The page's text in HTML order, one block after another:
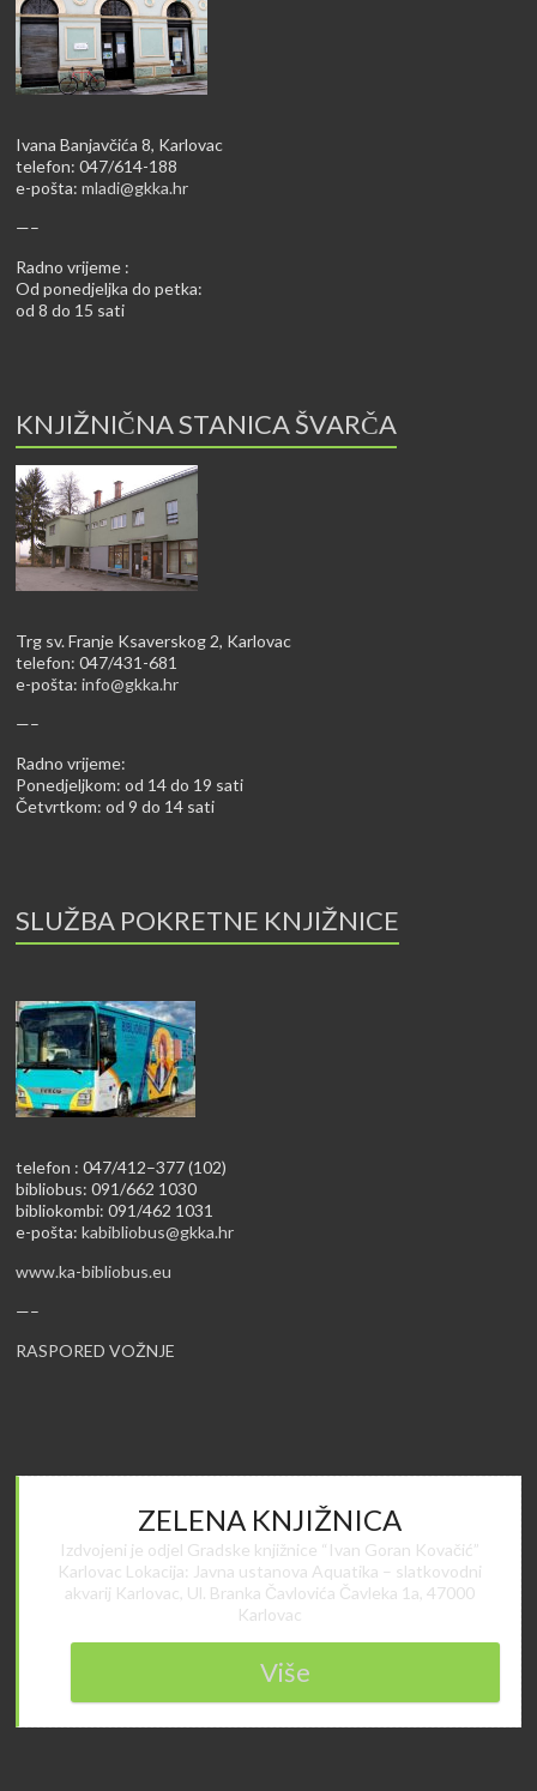
Ivana Banjavčića 8, Karlovac
telefon: 047/614-188
e-pošta:mladi@gkka.hr
—–
Radno vrijeme :
Od ponedjeljka do petka:
od 8 do 15 sati
KNJIŽNIČNA STANICA ŠVARČA
Trg sv. Franje Ksaverskog 2, Karlovac
telefon: 047/431-681
e-pošta:info@gkka.hr
—–
Radno vrijeme:
Ponedjeljkom: od 14 do 19 sati
Četvrtkom: od 9 do 14 sati
SLUŽBA POKRETNE KNJIŽNICE
telefon : 047/412–377 (102)
bibliobus: 091/662 1030
bibliokombi: 091/462 1031
e-pošta:kabibliobus@gkka.hr
www.ka-bibliobus.eu
—–
RASPORED VOŽNJE
ZELENA KNJIŽNICA
Izdvojeni je odjel Gradske knjižnice “Ivan Goran Kovačić”
Karlovac Lokacija: Javna ustanova Aquatika – slatkovodni
akvarij Karlovac, Ul. Branka Čavlovića Čavleka 1a, 47000
Karlovac
Više